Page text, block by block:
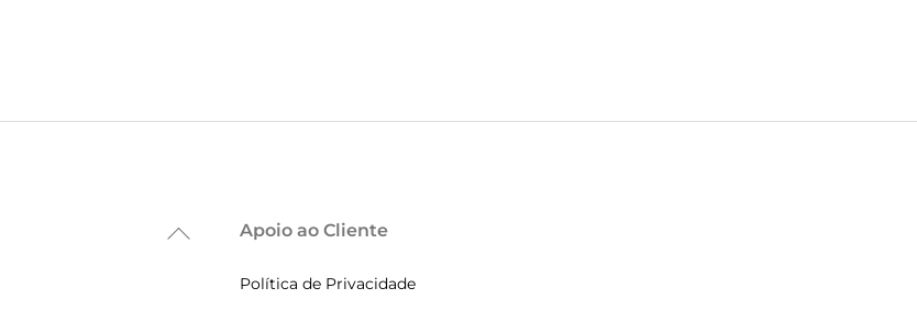
Back
Apoio ao Cliente
Política de Privacidade